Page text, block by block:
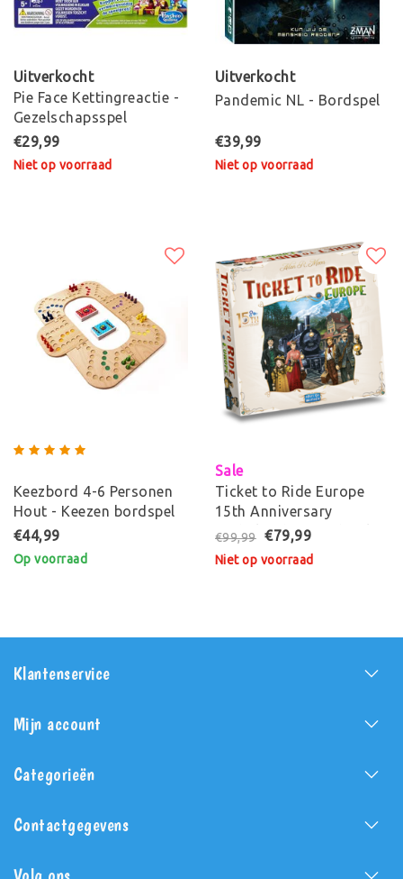
Uitverkocht
Pie Face Kettingreactie -
Gezelschapsspel
€29,99
Niet op voorraad
Uitverkocht
Pandemic NL - Bordspel
€39,99
Niet op voorraad
Keezbord 4-6 Personen
Hout - Keezen bordspel
€44,99
Op voorraad
Sale
Ticket to Ride Europe
15th Anniversary
Nederlands - Bordspel
€99,99 €79,99
Niet op voorraad
Klantenservice
Mijn account
Categorieën
Contactgegevens